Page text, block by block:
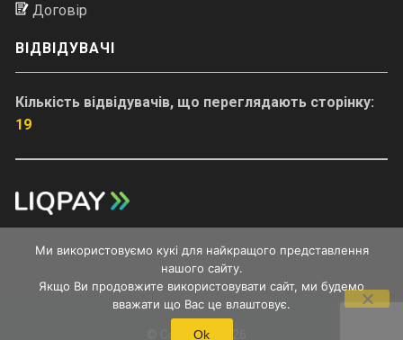
Договір
ВІДВІДУВАЧІ
Кількість відвідувачів, що переглядають сторінку:
19
© Copyright 2026
Ми використовуємо кукі для найкращого представлення
нашого сайту.
Якщо Ви продовжите використовувати сайт, ми будемо
вважати що Вас це влаштовує.
Ok